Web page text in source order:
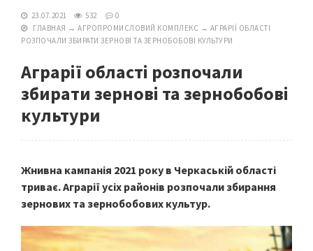
23.07.2021 532
0
ГЛАВНАЯ → АГРОПРОМИСЛОВИЙ КОМПЛЕКС → АГРАРІЇ ОБЛАСТІ
РОЗПОЧАЛИ ЗБИРАТИ ЗЕРНОВІ ТА ЗЕРНОБОБОВІ КУЛЬТУРИ
Аграрії області розпочали
збирати зернові та зернобобові
культури
Жнивна кампанія 2021 року в Черкаській області
триває. Аграрії усіх районів розпочали збирання
зернових та зернобобових культур.